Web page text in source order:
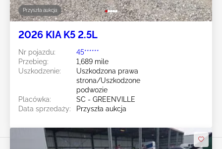
Przyszła aukcja
2026 KIA K5 2.5L
Nr pojazdu:
45******
Przebieg:
1,689 mile
Uszkodzenie:
Uszkodzona prawa
strona/Uszkodzone
podwozie
Placówka:
SC - GREENVILLE
Data sprzedaży:
Przyszła aukcja